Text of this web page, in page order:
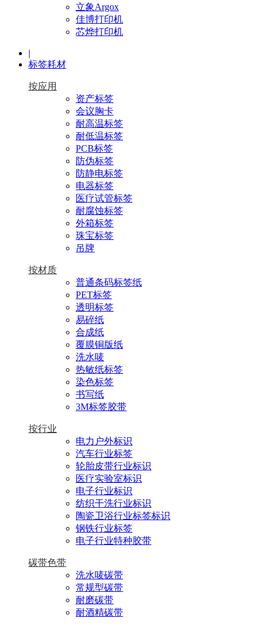
立象Argox
佳博打印机
芯烨打印机
|
标签耗材
按应用
资产标签
会议胸卡
耐高温标签
耐低温标签
PCB标签
防伪标签
防静电标签
电器标签
医疗试管标签
耐腐蚀标签
外箱标签
珠宝标签
吊牌
按材质
普通条码标签纸
PET标签
透明标签
易碎纸
合成纸
覆膜铜版纸
洗水唛
热敏纸标签
染色标签
书写纸
3M标签胶带
按行业
电力户外标识
汽车行业标签
轮胎皮带行业标识
医疗实验室标识
电子行业标识
纺织干洗行业标识
陶瓷卫浴行业标签标识
钢铁行业标签
电子行业特种胶带
碳带色带
洗水唛碳带
常规型碳带
耐磨碳带
耐酒精碳带